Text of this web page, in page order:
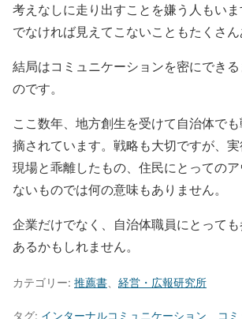
考えなしに走り出すことを嫌う人もい
でなければ見えてこないこともたくさん
結局はコミュニケーションを密にでき
のです。
ここ数年、地方創生を受けて自治体で
摘されています。戦略も大切ですが、実
現場と乖離したもの、住民にとっての
ないものでは何の意味もありません。
企業だけでなく、自治体職員にとって
あるかもしれません。
カテゴリー: 推薦書 経営・広報研究所
タグ: インターナルコミュニケーション コ